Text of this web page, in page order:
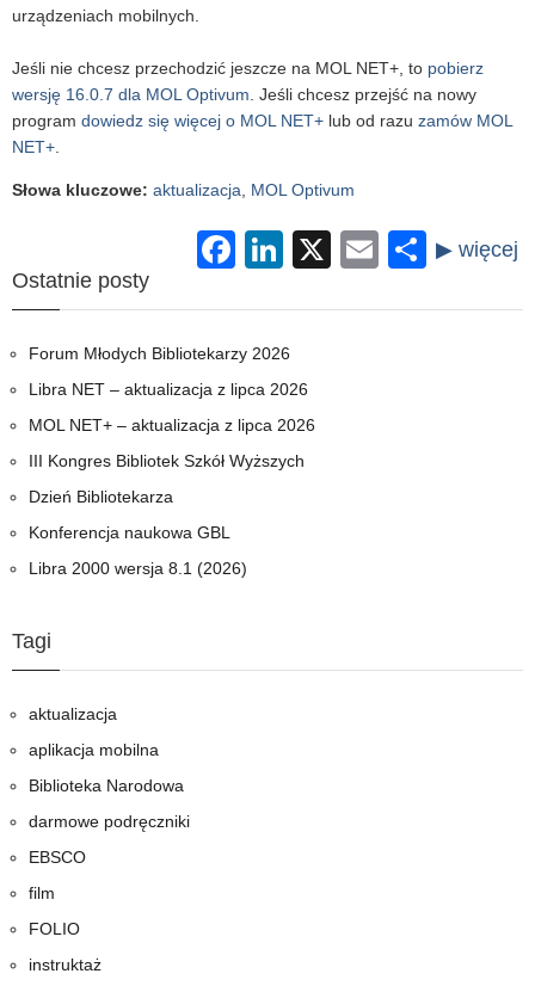
urządzeniach mobilnych.
Jeśli nie chcesz przechodzić jeszcze na MOL NET+, to pobierz
wersję 16.0.7 dla MOL Optivum . Jeśli chcesz przejść na nowy
program dowiedz się więcej o MOL NET+ lub od razu zamów MOL
NET+
Słowa kluczowe: aktualizacja MOL Optivum
Facebook
LinkedIn
X EmailShare
Ostatnie posty
Forum Młodych Bibliotekarzy 2026
Libra NET – aktualizacja z lipca 2026
MOL NET+ – aktualizacja z lipca 2026
III Kongres Bibliotek Szkół Wyższych
Dzień Bibliotekarza
Konferencja naukowa GBL
Libra 2000 wersja 8.1 (2026)
Tagi
aktualizacja
aplikacja mobilna
Biblioteka Narodowa
darmowe podręczniki
EBSCO
film
FOLIO
instruktaż